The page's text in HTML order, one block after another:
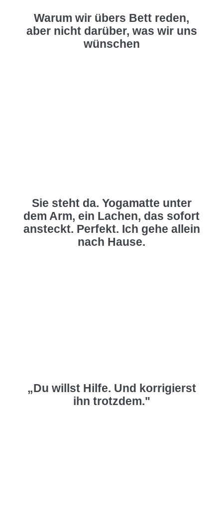
Warum wir übers Bett reden,
aber nicht darüber, was wir uns
wünschen
Sie steht da. Yogamatte unter
dem Arm, ein Lachen, das sofort
ansteckt. Perfekt. Ich gehe allein
nach Hause.
„Du willst Hilfe. Und korrigierst
ihn trotzdem."